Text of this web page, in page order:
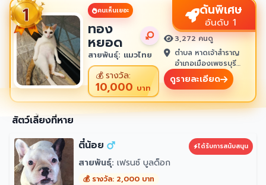
คนเห็นเยอะ
ทอง
หยอด
สายพันธุ์: แมวไทย
💰รางวัล:
10,000 บาท
ดันพิเศษ
อันดับ 1
3,272 คนดู
ตำบล หาดเจ้าสำราญ
อำเภอเมืองเพชรบุรี
เพชรบุรี 76100
ดูรายละเอียด
สัตว์เลี้ยงที่หาย
ตี๋น้อย
ได้รับการสนับสนุน
สายพันธุ์: เฟรนซ์ บูลด็อก
💰 รางวัล: 2,000 บาท